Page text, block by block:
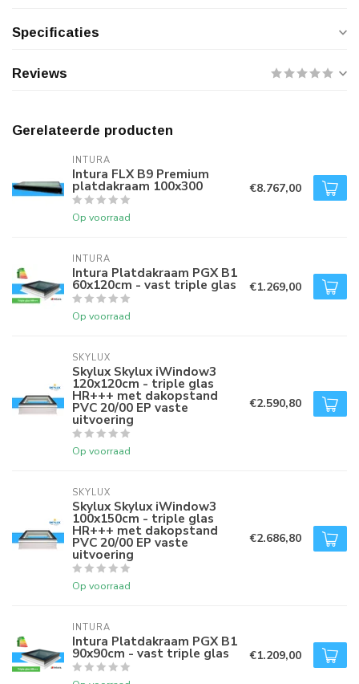
Specificaties
Reviews
Gerelateerde producten
INTURA
Intura FLX B9 Premium
platdakraam 100x300
Op voorraad
€8.767,00
INTURA
Intura Platdakraam PGX B1
60x120cm - vast triple glas
Op voorraad
€1.269,00
SKYLUX
Skylux Skylux iWindow3
120x120cm - triple glas
HR+++ met dakopstand
PVC 20/00 EP vaste
uitvoering
Op voorraad
€2.590,80
SKYLUX
Skylux Skylux iWindow3
100x150cm - triple glas
HR+++ met dakopstand
PVC 20/00 EP vaste
uitvoering
Op voorraad
€2.686,80
INTURA
Intura Platdakraam PGX B1
90x90cm - vast triple glas €1.209,00